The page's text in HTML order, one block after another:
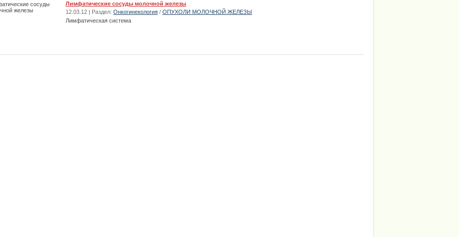
Лимфатические сосуды молочной железы
12.03.12 | Раздел: Онкогинекология / ОПУХОЛИ МОЛОЧНОЙ ЖЕЛЕЗЫ
Лимфатическая система